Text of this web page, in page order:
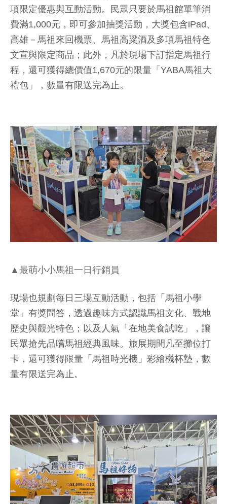
項限定優惠與互動活動。民眾只要於馬祖館單筆消
費滿1,000元，即可參加抽獎活動，大獎包含iPad、
高雄－馬祖來回機票、馬祖高粱酒及多項馬祖特色
文宣與限定商品；此外，凡於現場下訂指定馬祖行
程，還可獲得總價值1,670元的限量「YABA馬祖大
禮包」，數量有限送完為止。
▲最萌小小馬祖一日行銷員
現場也規劃每日三場互動活動，包括「馬祖小學
堂」有獎問答，透過趣味方式認識馬祖文化、戰地
歷史與觀光特色；以及人氣「在地美食試吃」，讓
民眾搶先品嚐馬祖經典風味。旅展期間凡至攤位打
卡，還可獲得限量「馬祖時光機」彩繪機杯墊，數
量有限送完為止。